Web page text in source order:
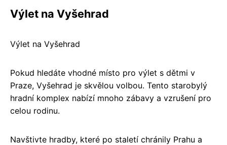
Výlet na Vyšehrad
Výlet na Vyšehrad
Pokud hledáte vhodné místo pro výlet s dětmi v
Praze, Vyšehrad je skvělou volbou. Tento starobylý
hradní komplex nabízí mnoho zábavy a vzrušení pro
celou rodinu.
Navštivte hradby, které po staletí chránily Prahu a